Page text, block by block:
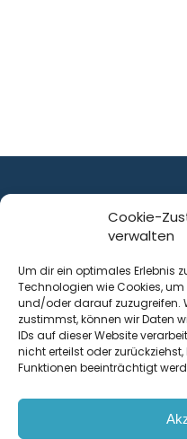
Cookie-
verwalten
Um dir ein optimales Erlebnis
Technologien wie Cookies,
und/oder darauf zuzugreifen.
zustimmst, können wir Daten
IDs auf dieser Website
nicht erteilst oder
Funktionen beeinträchtigt
ist ein
Krenn
4050